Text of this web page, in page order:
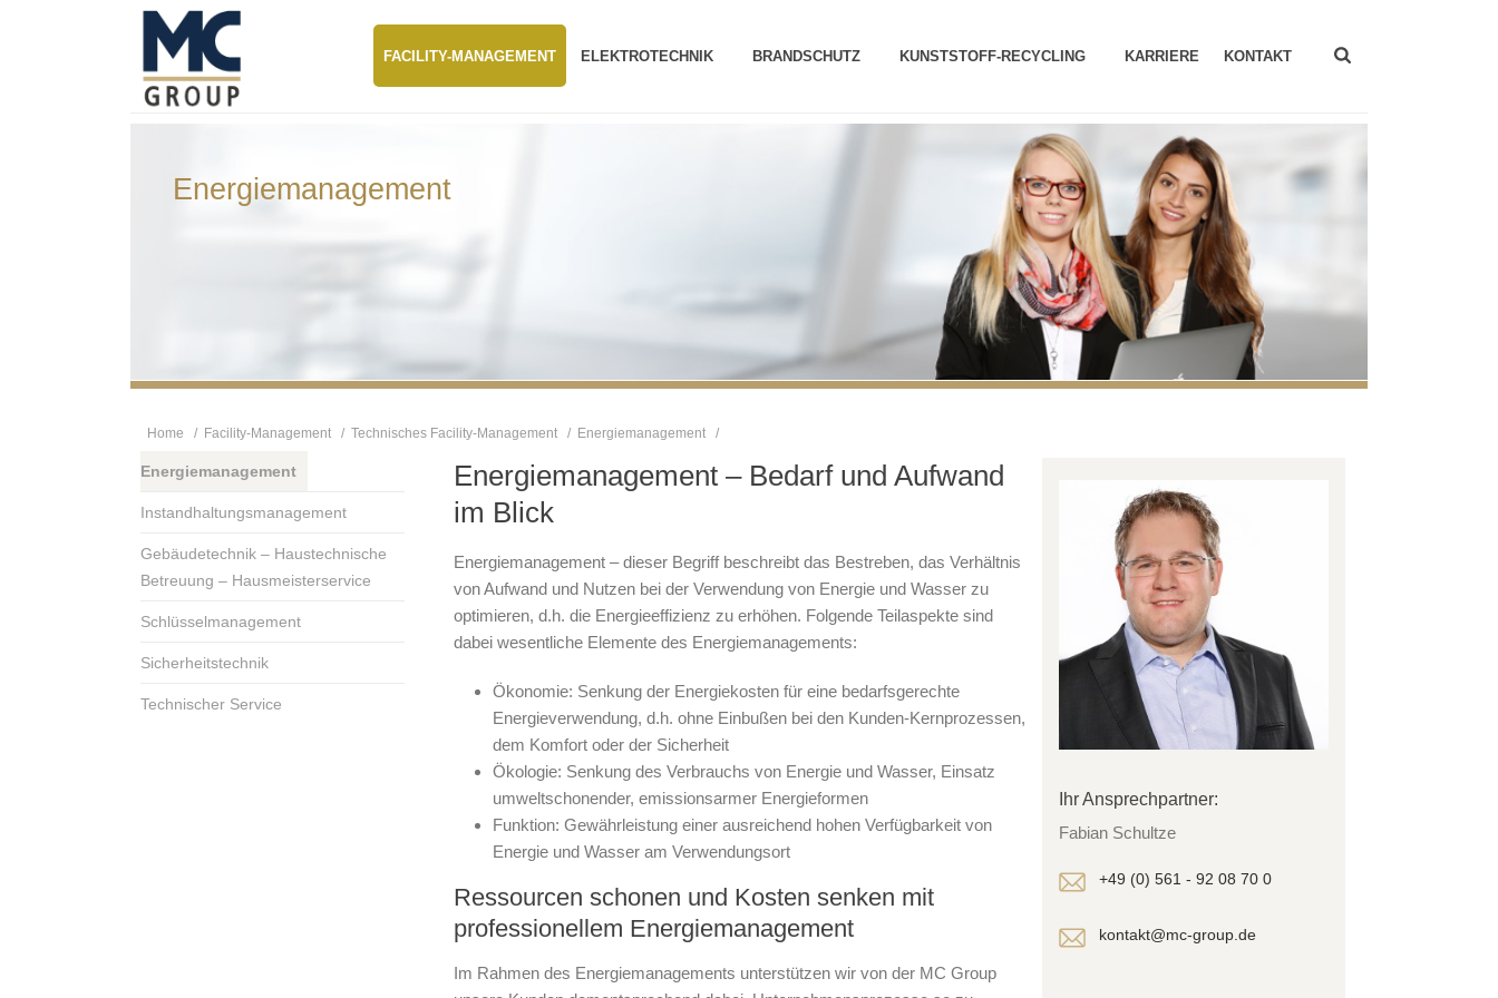
FACILITY-MANAGEMENT ELEKTROTECHNIK BRANDSCHUTZ KUNSTSTOFF-RECYCLING KARRIERE KONTAKT
Energiemanagement
Home / Facility-Management / Technisches Facility-Management / Energiemanagement /
Energiemanagement – Bedarf und Aufwand
im Blick
Energiemanagement – dieser Begriff beschreibt das Bestreben, das Verhältnis
von Aufwand und Nutzen bei der Verwendung von Energie und Wasser zu
optimieren, d.h. die Energieeffizienz zu erhöhen. Folgende Teilaspekte sind
dabei wesentliche Elemente des Energiemanagements:
Ökonomie: Senkung der Energiekosten für eine bedarfsgerechte
Energieverwendung, d.h. ohne Einbußen bei den Kunden-Kernprozessen,
dem Komfort oder der Sicherheit
Ökologie: Senkung des Verbrauchs von Energie und Wasser, Einsatz
umweltschonender, emissionsarmer Energieformen
Funktion: Gewährleistung einer ausreichend hohen Verfügbarkeit von
Energie und Wasser am Verwendungsort
Ressourcen schonen und Kosten senken mit
professionellem Energiemanagement
Im Rahmen des Energiemanagements unterstützen wir von der MC Group
Ihr Ansprechpartner:
Fabian Schultze
+49 (0) 561 - 92 08 70 0
kontakt@mc-group.de
Energiemanagement
Instandhaltungsmanagement
Gebäudetechnik – Haustechnische
Betreuung – Hausmeisterservice
Schlüsselmanagement
Sicherheitstechnik
Technischer Service